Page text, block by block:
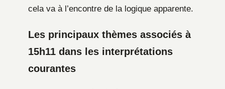
cela va à l’encontre de la logique apparente.
Les principaux thèmes associés à
15h11 dans les interprétations
courantes